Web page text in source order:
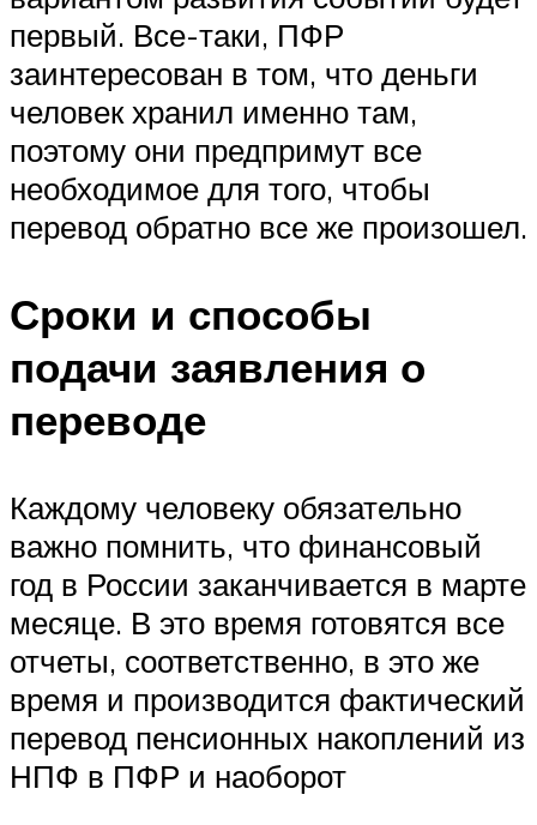
первый. Все-таки, ПФР
заинтересован в том, что деньги
человек хранил именно там,
поэтому они предпримут все
необходимое для того, чтобы
перевод обратно все же произошел.
Сроки и способы
подачи заявления о
переводе
Каждому человеку обязательно
важно помнить, что финансовый
год в России заканчивается в марте
месяце. В это время готовятся все
отчеты, соответственно, в это же
время и производится фактический
перевод пенсионных накоплений из
НПФ в ПФР и наоборот